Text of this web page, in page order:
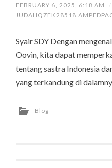
FEBRUARY 6, 2025, 6:18 AM
/
Syair SDY Dengan
Oovin, kita dapat
tentang sastra Indonesia
yang terkandung di
Blog